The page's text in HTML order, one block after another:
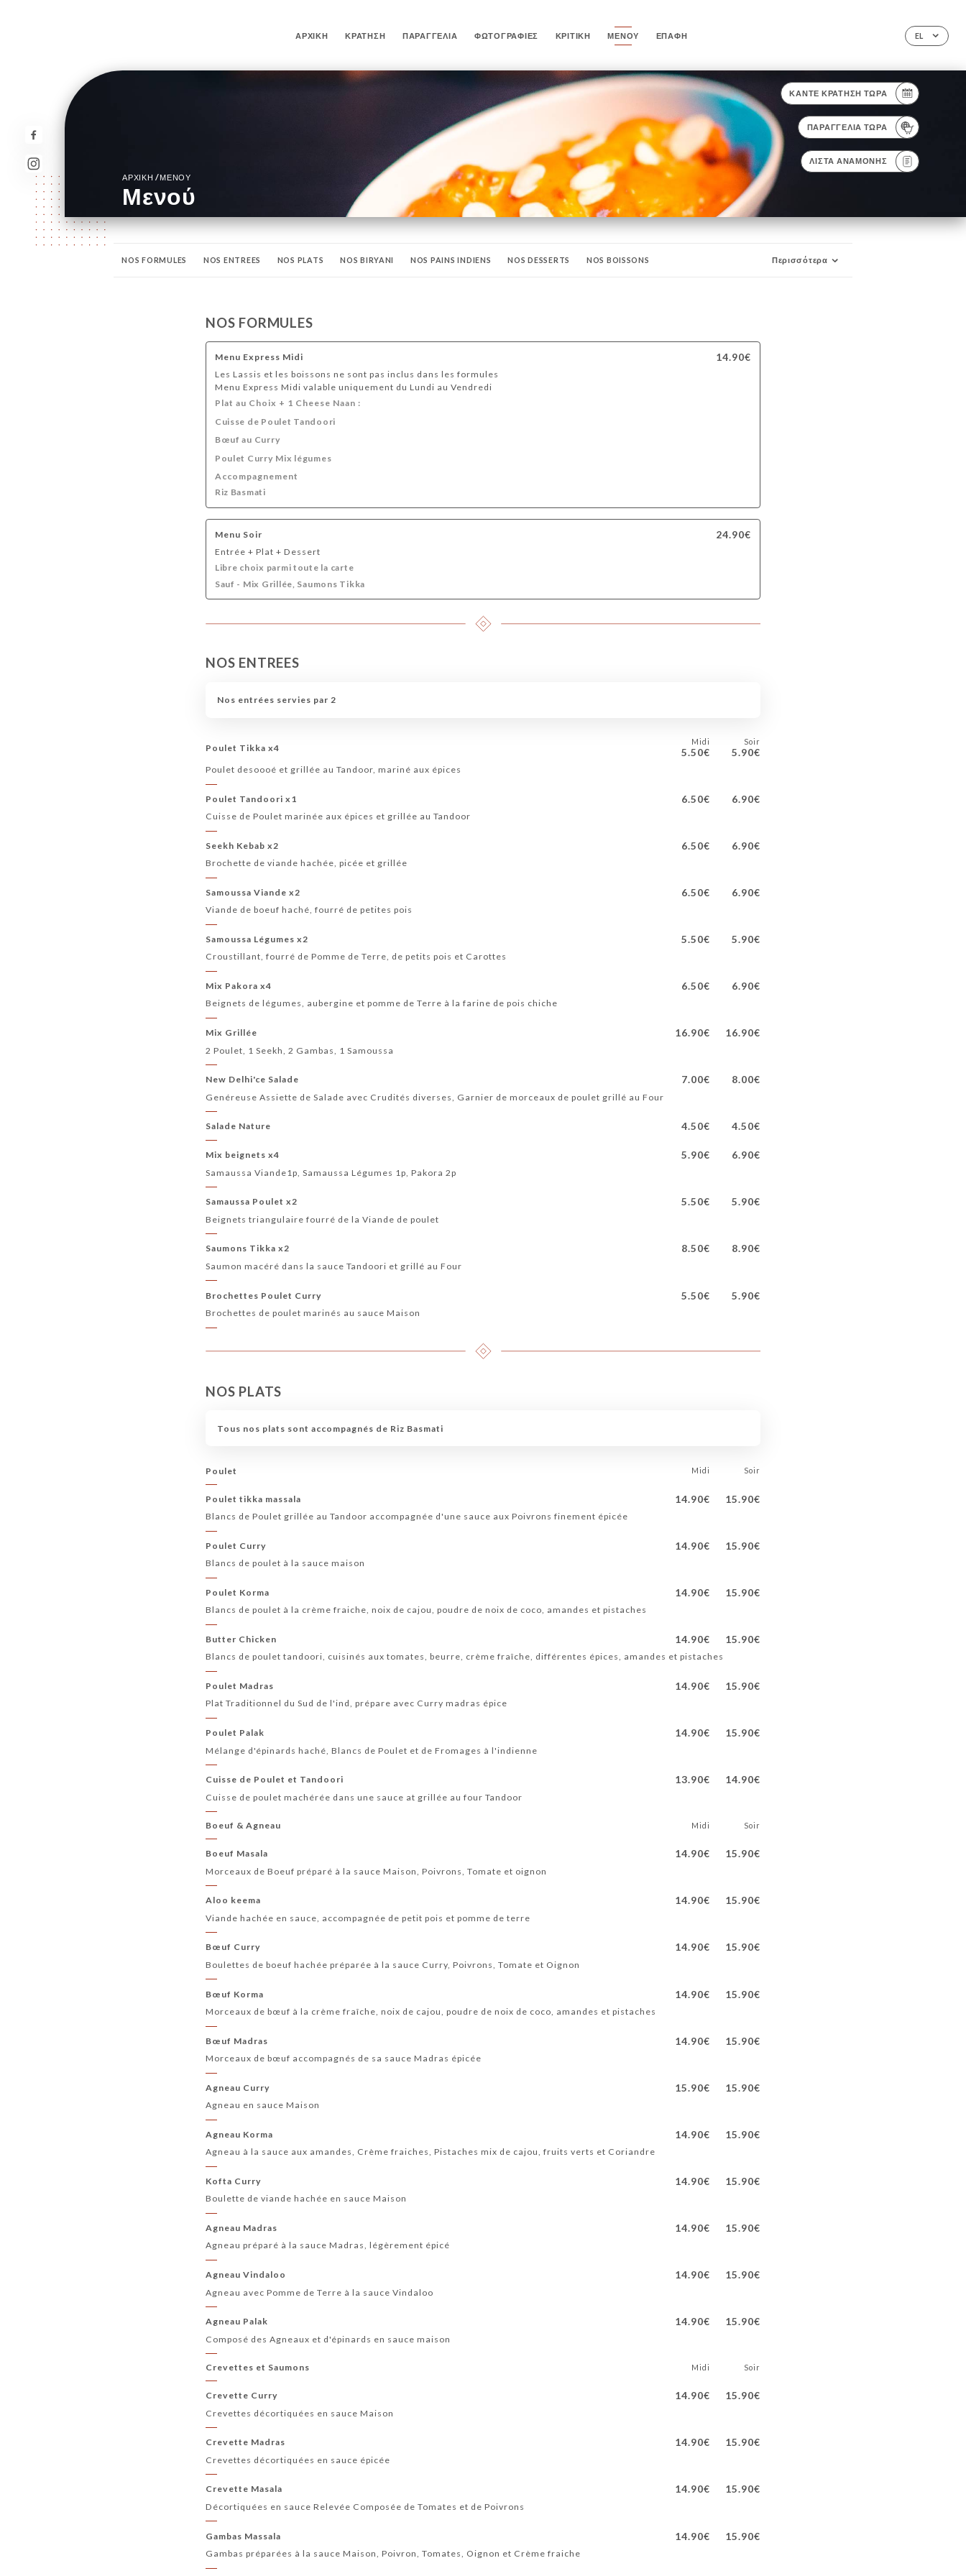
EL
ΑΡΧΙΚΉ ΚΡΆΤΗΣΗ ΠΑΡΑΓΓΕΛΊΑ ΦΩΤΟΓΡΑΦΊΕΣ ΚΡΙΤΙΚΉ ΜΕΝΟΎ ΕΠΑΦΉ
ΚΆΝΤΕ ΚΡΆΤΗΣΗ ΤΏΡΑ
ΠΑΡΑΓΓΕΛΊΑ ΤΏΡΑ
ΛΊΣΤΑ ΑΝΑΜΟΝΉΣ
ΑΡΧΙΚΉ/ΜΕΝΟΎ
Μενού
NOS FORMULES NOS ENTREES NOS PLATS NOS BIRYANI NOS PAINS INDIENS NOS DESSERTS NOS BOISSONS Περισσότερα
NOS FORMULES
Menu Express Midi 14.90€
Les Lassis et les boissons ne sont pas inclus dans les formules
Menu Express Midi valable uniquement du Lundi au Vendredi
Plat au Choix + 1 Cheese Naan :
Cuisse de Poulet Tandoori
Bœuf au Curry
Poulet Curry Mix légumes
Accompagnement
Riz Basmati
Menu Soir 24.90€
Entrée + Plat + Dessert
Libre choix parmi toute la carte
Sauf - Mix Grillée, Saumons Tikka
NOS ENTREES
Nos entrées servies par 2
Poulet Tikka x4
Midi
5.50€
Soir
5.90€
Poulet desoooé et grillée au Tandoor, mariné aux épices
Poulet Tandoori x1 6.50€ 6.90€
Cuisse de Poulet marinée aux épices et grillée au Tandoor
Seekh Kebab x2 6.50€ 6.90€
Brochette de viande hachée, picée et grillée
Samoussa Viande x2 6.50€ 6.90€
Viande de boeuf haché, fourré de petites pois
Samoussa Légumes x2 5.50€ 5.90€
Croustillant, fourré de Pomme de Terre, de petits pois et Carottes
Mix Pakora x4 6.50€ 6.90€
Beignets de légumes, aubergine et pomme de Terre à la farine de pois chiche
Mix Grillée 16.90€ 16.90€
2 Poulet, 1 Seekh, 2 Gambas, 1 Samoussa
New Delhi'ce Salade 7.00€ 8.00€
Genéreuse Assiette de Salade avec Crudités diverses, Garnier de morceaux de poulet grillé au Four
Salade Nature 4.50€ 4.50€
Mix beignets x4 5.90€ 6.90€
Samaussa Viande1p, Samaussa Légumes 1p, Pakora 2p
Samaussa Poulet x2 5.50€ 5.90€
Beignets triangulaire fourré de la Viande de poulet
Saumons Tikka x2 8.50€ 8.90€
Saumon macéré dans la sauce Tandoori et grillé au Four
Brochettes Poulet Curry 5.50€ 5.90€
Brochettes de poulet marinés au sauce Maison
NOS PLATS
Tous nos plats sont accompagnés de Riz Basmati
Poulet Midi Soir
Poulet tikka massala 14.90€ 15.90€
Blancs de Poulet grillée au Tandoor accompagnée d'une sauce aux Poivrons finement épicée
Poulet Curry 14.90€ 15.90€
Blancs de poulet à la sauce maison
Poulet Korma 14.90€ 15.90€
Blancs de poulet à la crème fraiche, noix de cajou, poudre de noix de coco, amandes et pistaches
Butter Chicken 14.90€ 15.90€
Blancs de poulet tandoori, cuisinés aux tomates, beurre, crème fraîche, différentes épices, amandes et pistaches
Poulet Madras 14.90€ 15.90€
Plat Traditionnel du Sud de l'ind, prépare avec Curry madras épice
Poulet Palak 14.90€ 15.90€
Mélange d'épinards haché, Blancs de Poulet et de Fromages à l'indienne
Cuisse de Poulet et Tandoori 13.90€ 14.90€
Cuisse de poulet machérée dans une sauce at grillée au four Tandoor
Boeuf & Agneau Midi Soir
Boeuf Masala 14.90€ 15.90€
Morceaux de Boeuf préparé à la sauce Maison, Poivrons, Tomate et oignon
Aloo keema 14.90€ 15.90€
Viande hachée en sauce, accompagnée de petit pois et pomme de terre
Bœuf Curry 14.90€ 15.90€
Boulettes de boeuf hachée préparée à la sauce Curry, Poivrons, Tomate et Oignon
Bœuf Korma 14.90€ 15.90€
Morceaux de bœuf à la crème fraîche, noix de cajou, poudre de noix de coco, amandes et pistaches
Bœuf Madras 14.90€ 15.90€
Morceaux de bœuf accompagnés de sa sauce Madras épicée
Agneau Curry 15.90€ 15.90€
Agneau en sauce Maison
Agneau Korma 14.90€ 15.90€
Agneau à la sauce aux amandes, Crème fraiches, Pistaches mix de cajou, fruits verts et Coriandre
Kofta Curry 14.90€ 15.90€
Boulette de viande hachée en sauce Maison
Agneau Madras 14.90€ 15.90€
Agneau préparé à la sauce Madras, légèrement épicé
Agneau Vindaloo 14.90€ 15.90€
Agneau avec Pomme de Terre à la sauce Vindaloo
Agneau Palak 14.90€ 15.90€
Composé des Agneaux et d'épinards en sauce maison
Crevettes et Saumons Midi Soir
Crevette Curry 14.90€ 15.90€
Crevettes décortiquées en sauce Maison
Crevette Madras 14.90€ 15.90€
Crevettes décortiquées en sauce épicée
Crevette Masala 14.90€ 15.90€
Décortiquées en sauce Relevée Composée de Tomates et de Poivrons
Gambas Massala 14.90€ 15.90€
Gambas préparées à la sauce Maison, Poivron, Tomates, Oignon et Crème fraiche